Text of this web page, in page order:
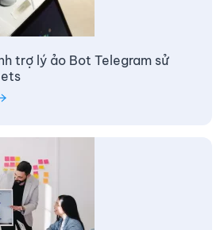
trợ lý ảo Bot Telegram sử